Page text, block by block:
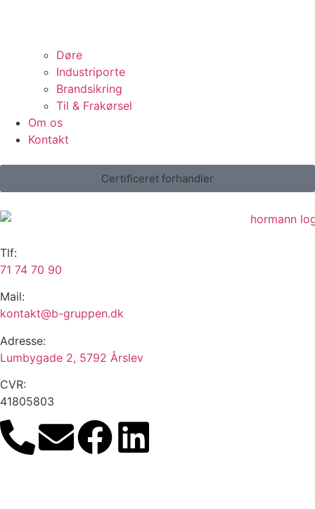
Døre
Industriporte
Brandsikring
Til & Frakørsel
Om os
Kontakt
Certificeret forhandler
Tlf:
71 74 70 90
Mail:
kontakt@b-gruppen.dk
Adresse:
Lumbygade 2, 5792 Årslev
CVR:
41805803